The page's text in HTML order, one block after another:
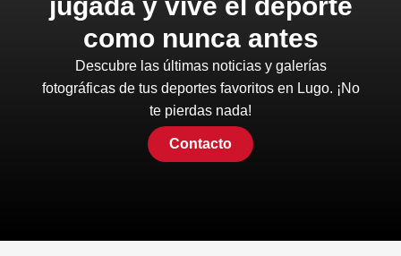
jugada y vive el deporte
como nunca antes
Descubre las últimas noticias y galerías
fotográficas de tus deportes favoritos en Lugo. ¡No
te pierdas nada!
Contacto